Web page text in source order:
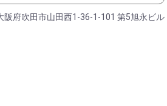
阪府吹田市山田西1-36-1-101 第5旭永ビル